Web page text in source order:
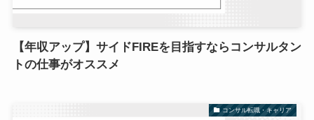
【年収アップ】サイドFIREを目指すならコンサルタン
トの仕事がオススメ
コンサル転職・キャリア